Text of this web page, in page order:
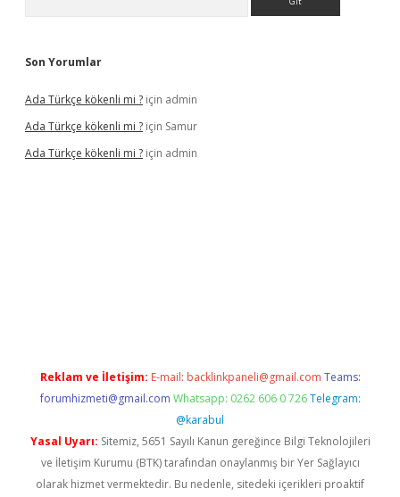
Son Yorumlar
Ada Türkçe kökenli mi ? için admin
Ada Türkçe kökenli mi ? için Samur
Ada Türkçe kökenli mi ? için admin
Reklam ve İletişim: E-mail: backlinkpaneli@gmail.com Teams:
forumhizmeti@gmail.com Whatsapp: 0262 606 0 726 Telegram:
@karabul
Yasal Uyarı: Sitemiz, 5651 Sayılı Kanun gereğince Bilgi Teknolojileri
ve İletişim Kurumu (BTK) tarafından onaylanmış bir Yer Sağlayıcı
olarak hizmet vermektedir. Bu nedenle, sitedeki içerikleri proaktif